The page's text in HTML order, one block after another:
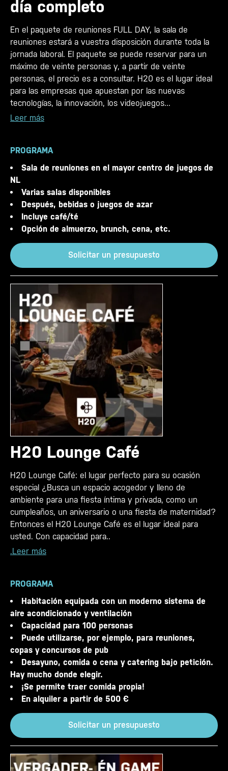
día completo
En el paquete de reuniones FULL DAY, la sala de
reuniones estará a vuestra disposición durante toda la
jornada laboral. El paquete se puede reservar para un
máximo de veinte personas y, a partir de veinte
personas, el precio es a consultar. H20 es el lugar ideal
para las empresas que apuestan por las nuevas
tecnologías, la innovación, los videojuegos...
Leer más
PROGRAMA
Sala de reuniones en el mayor centro de juegos de
NL
Varias salas disponibles
Después, bebidas o juegos de azar
Incluye café/té
Opción de almuerzo, brunch, cena, etc.
Solicitar un presupuesto
H20 Lounge Café
H20 Lounge Café: el lugar perfecto para su ocasión
especial ¿Busca un espacio acogedor y lleno de
ambiente para una fiesta íntima y privada, como un
cumpleaños, un aniversario o una fiesta de maternidad?
Entonces el H20 Lounge Café es el lugar ideal para
usted. Con capacidad para..
.Leer más
PROGRAMA
Habitación equipada con un moderno sistema de
aire acondicionado y ventilación
Capacidad para 100 personas
Puede utilizarse, por ejemplo, para reuniones,
copas y concursos de pub
Desayuno, comida o cena y catering bajo petición.
Hay mucho donde elegir.
¡Se permite traer comida propia!
En alquiler a partir de 500 €
Solicitar un presupuesto